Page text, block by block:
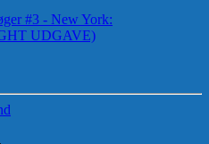
#3 - New York:
UDGAVE)